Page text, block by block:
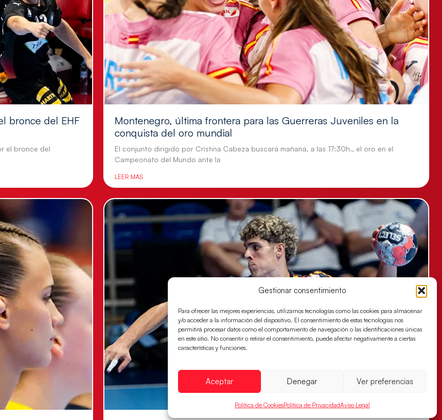
Gestionar consentimiento
Para ofrecer las mejores experiencias, utilizamos tecnologías como las cookies para almacenar
y/o acceder a la información del dispositivo. El consentimiento de estas tecnologías nos
permitirá procesar datos como el comportamiento de navegación o las identificaciones únicas
en este sitio. No consentir o retirar el consentimiento, puede afectar negativamente a ciertas
características y funciones.
Aceptar Denegar Ver preferencias
Política de CookiesPolítica de PrivacidadAviso Legal
bronce del EHF
el bronce del
Montenegro, última frontera para las Guerreras Juveniles en la
conquista del oro mundial
El conjunto dirigido por Cristina Cabeza buscará mañana, a las 17:30h., el oro en el
Campeonato del Mundo ante la
LEER MÁS